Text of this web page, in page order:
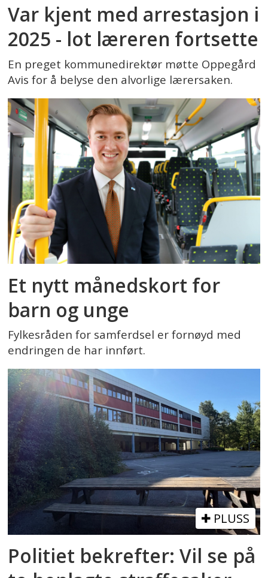
Var kjent med arrestasjon i
2025 - lot læreren fortsette
En preget kommunedirektør møtte Oppegård
Avis for å belyse den alvorlige lærersaken.
Et nytt månedskort for
barn og unge
Fylkesråden for samferdsel er fornøyd med
endringen de har innført.
PLUSS
Politiet bekrefter: Vil se på